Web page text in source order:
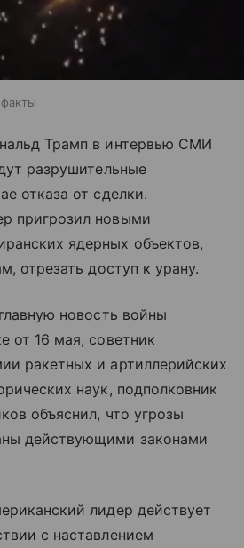
Трамп в интервью СМИ
разрушительные
отказа от сделки.
пригрозил новыми
ядерных объектов,
отрезать доступ к урану.
новость войны
от 16 мая, советник
ракетных и артиллерийских
наук, подполковник
объяснил, что угрозы
действующими законами
лидер действует
с наставлением